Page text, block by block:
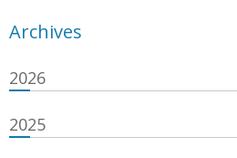
Archives
2026
2025